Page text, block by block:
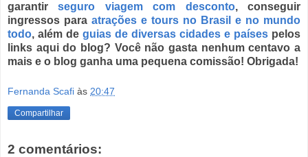
garantirseguro viagem com desconto,conseguir
ingressos para atrações e tours no Brasil e no mundo
todo, além de guias de diversas cidades e países pelos
links aqui do blog? Você não gasta nenhum centavo a
mais e o blog ganha uma pequena comissão! Obrigada!
Fernanda Scafi às 20:47
Compartilhar
2 comentários: